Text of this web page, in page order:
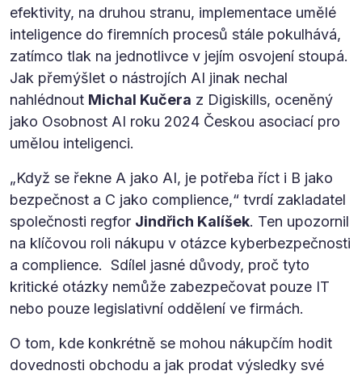
efektivity, na druhou stranu, implementace umělé
inteligence do firemních procesů stále pokulhává,
zatímco tlak na jednotlivce v jejím osvojení stoupá.
Jak přemýšlet o nástrojích AI jinak nechal
nahlédnout Michal Kučera z Digiskills, oceněný
jako Osobnost AI roku 2024 Českou asociací pro
umělou inteligenci.
„Když se řekne A jako AI, je potřeba říct i B jako
bezpečnost a C jako complience,“ tvrdí zakladatel
společnosti regfor Jindřich Kalíšek. Ten upozornil
na klíčovou roli nákupu v otázce kyberbezpečnosti
a complience. Sdílel jasné důvody, proč tyto
kritické otázky nemůže zabezpečovat pouze IT
nebo pouze legislativní oddělení ve firmách.
O tom, kde konkrétně se mohou nákupčím hodit
dovednosti obchodu a jak prodat výsledky své